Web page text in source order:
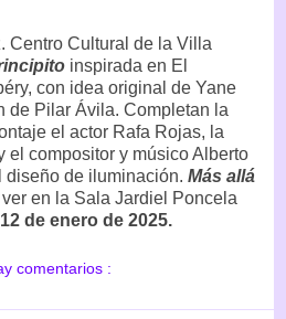
Centro Cultural de la Villa
inspirada en El
con idea original de Yane
de Pilar Ávila. Completan la
el actor Rafa Rojas, la
el compositor y músico Alberto
diseño de iluminación. Más allá
en la Sala Jardiel Poncela
de enero de 2025.
comentarios :